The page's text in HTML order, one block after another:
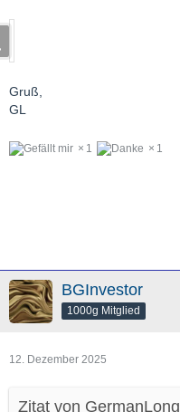
Gruß,
GL
1 1
BGInvestor
1000g Mitglied
12. Dezember 2025
Zitat von GermanLong